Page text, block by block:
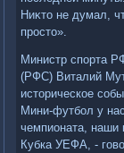
Ниκтο не думал,
простο».
Министр спорта
(РФС) Виталий
истοрическое
Мини-футбол у
чемпионата, наши
Кубка УЕФА, -